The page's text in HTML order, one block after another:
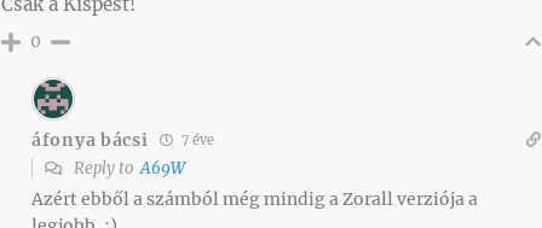
0
áfonya bácsi 7 éve
Reply toA69W
Azért ebből a számból még mindig a Zorall verziója a